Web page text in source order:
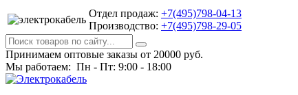
Отдел продаж: +7(495)798-04-13
Производство: +7(495)798-29-05
Принимаем оптовые заказы от 20000 руб.
Мы работаем: Пн - Пт: 9:00 - 18:00